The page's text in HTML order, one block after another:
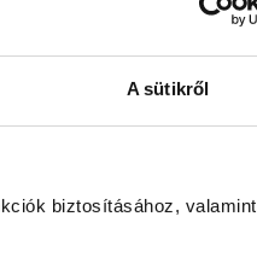
A sütikről
biztosításához, valamint